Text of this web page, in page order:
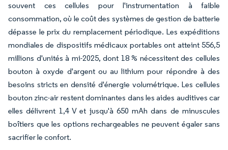
souvent ces cellules pour l'instrumentation à faible
consommation, où le coût des systèmes de gestion de batterie
dépasse le prix du remplacement périodique. Les expéditions
mondiales de dispositifs médicaux portables ont atteint 556,5
millions d'unités à mi-2025, dont 18 % nécessitent des cellules
bouton à oxyde d'argent ou au lithium pour répondre à des
besoins stricts en densité d'énergie volumétrique. Les cellules
bouton zinc-air restent dominantes dans les aides auditives car
elles délivrent 1,4 V et jusqu'à 650 mAh dans de minuscules
boîtiers que les options rechargeables ne peuvent égaler sans
sacrifier le confort.